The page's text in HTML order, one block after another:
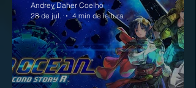
Andrey Daher Coelho
28 de jul.
4 min de leitura